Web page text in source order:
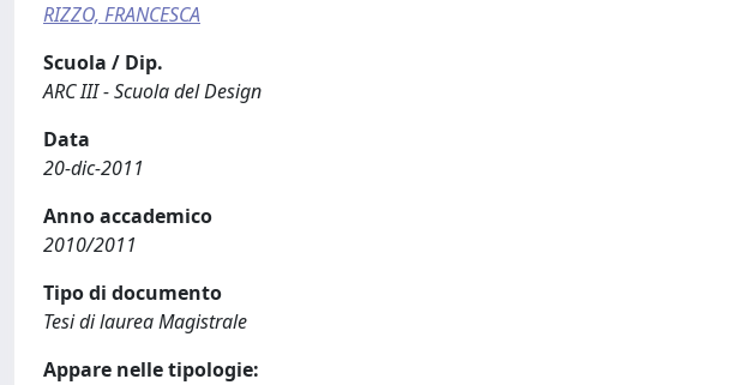
RIZZO, FRANCESCA
Scuola / Dip.
ARC III - Scuola del Design
Data
20-dic-2011
Anno accademico
2010/2011
Tipo di documento
Tesi di laurea Magistrale
Appare nelle tipologie: